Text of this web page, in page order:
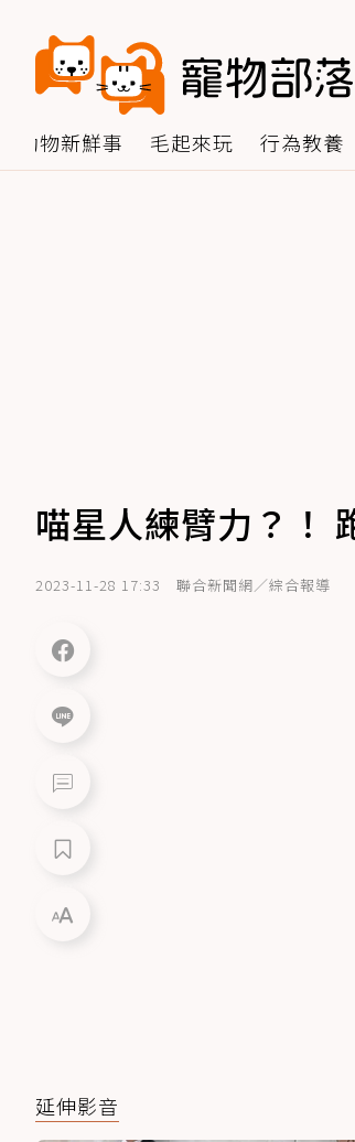
動物新鮮事 毛起來玩 行為教養
喵星人練臂力？！
2023-11-28 17:33 聯合新聞網／綜合報導
延伸影音